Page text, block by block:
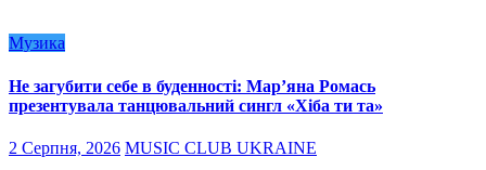
Музика
Не загубити себе в буденності: Мар’яна Ромась
презентувала танцювальний сингл «Хіба ти та»
2 Серпня, 2026 MUSIC CLUB UKRAINE